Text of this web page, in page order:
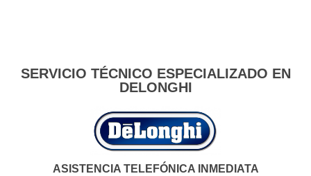
SERVICIO TÉCNICO ESPECIALIZADO EN
DELONGHI
ASISTENCIA TELEFÓNICA INMEDIATA